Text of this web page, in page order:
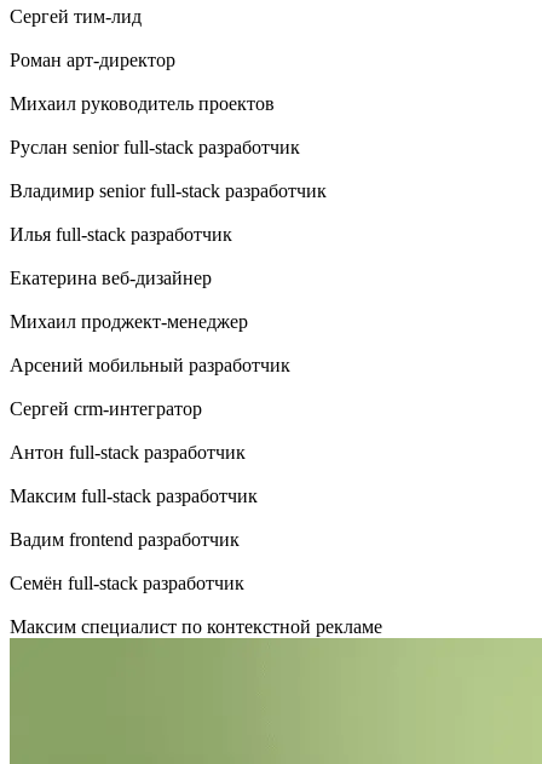
Сергей тим-лид
Роман арт-директор
Михаил руководитель проектов
Руслан senior full-stack разработчик
Владимир senior full-stack разработчик
Илья full-stack разработчик
Екатерина веб-дизайнер
Михаил проджект-менеджер
Арсений мобильный разработчик
Сергей crm-интегратор
Антон full-stack разработчик
Максим full-stack разработчик
Вадим frontend разработчик
Семён full-stack разработчик
Максим специалист по контекстной рекламе